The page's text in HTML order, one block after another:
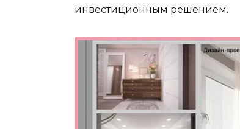
инвестиционным решением.